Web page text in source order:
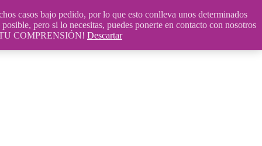
casos bajo pedido, por lo que esto conlleva unos determinados
pero si lo necesitas, puedes ponerte en contacto con nosotros
TU COMPRENSIÓN! Descartar